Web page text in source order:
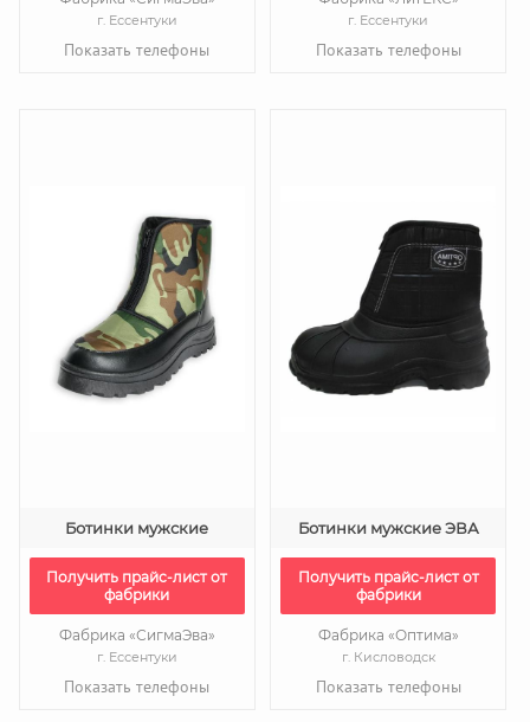
г. Ессентуки
Показать телефоны
г. Ессентуки
Показать телефоны
Ботинки мужские
Получить прайс-лист от
фабрики
Фабрика «СигмаЭва»
г. Ессентуки
Показать телефоны
Ботинки мужские ЭВА
Получить прайс-лист от
фабрики
Фабрика «Оптима»
г. Кисловодск
Показать телефоны